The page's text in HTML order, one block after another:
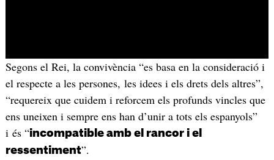
Segons el Rei, la convivència “es basa en la consideració i
el respecte a les persones, les idees i els drets dels altres”,
“requereix que cuidem i reforcem els profunds vincles que
ens uneixen i sempre ens han d’unir a tots els espanyols”
i és “incompatible amb el rancor i el
ressentiment”.